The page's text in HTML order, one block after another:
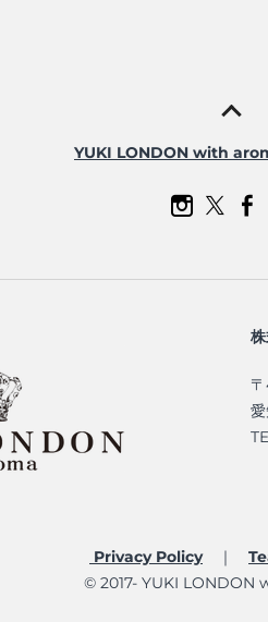
YUKI LONDON with
Privacy Policy｜
© 2017- YUKI LONDON